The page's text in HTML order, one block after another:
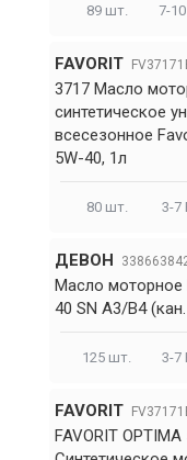
89 шт. 7-
FAVORIT
3717 Масло
синтетическое
всесезонное
5W-40, 1л
80 шт. 3-7
ДЕВОН
Масло моторное
40 SN A3/B4
125 шт. 3-7
FAVORIT
FAVORIT OPTIMA